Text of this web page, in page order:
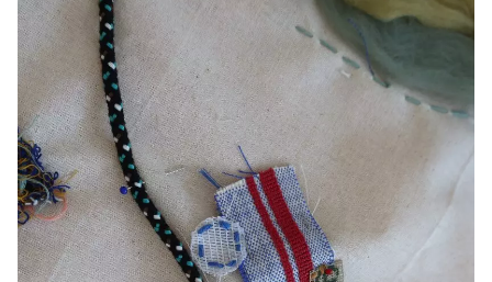
Journal Vénerie
- version papier
Newsletter
AA